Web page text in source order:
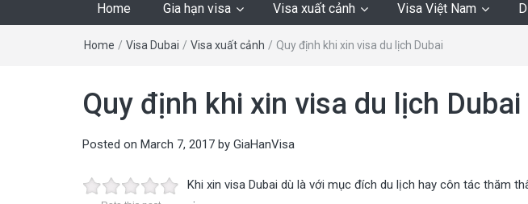
visa nhanh. Đa quốc
vấn miễn phí!
Home Gia hạn visa Visa xuất cảnh Visa Việt Nam
Home / Visa Dubai / Visa xuất cảnh / Quy định khi xin visa du lịch Dubai
Quy định khi xin visa du lịch Dubai
Posted on March 7, 2017 by GiaHanVisa
Khi xin visa Dubai dù là với mục đích du lịch hay côn tác thăm